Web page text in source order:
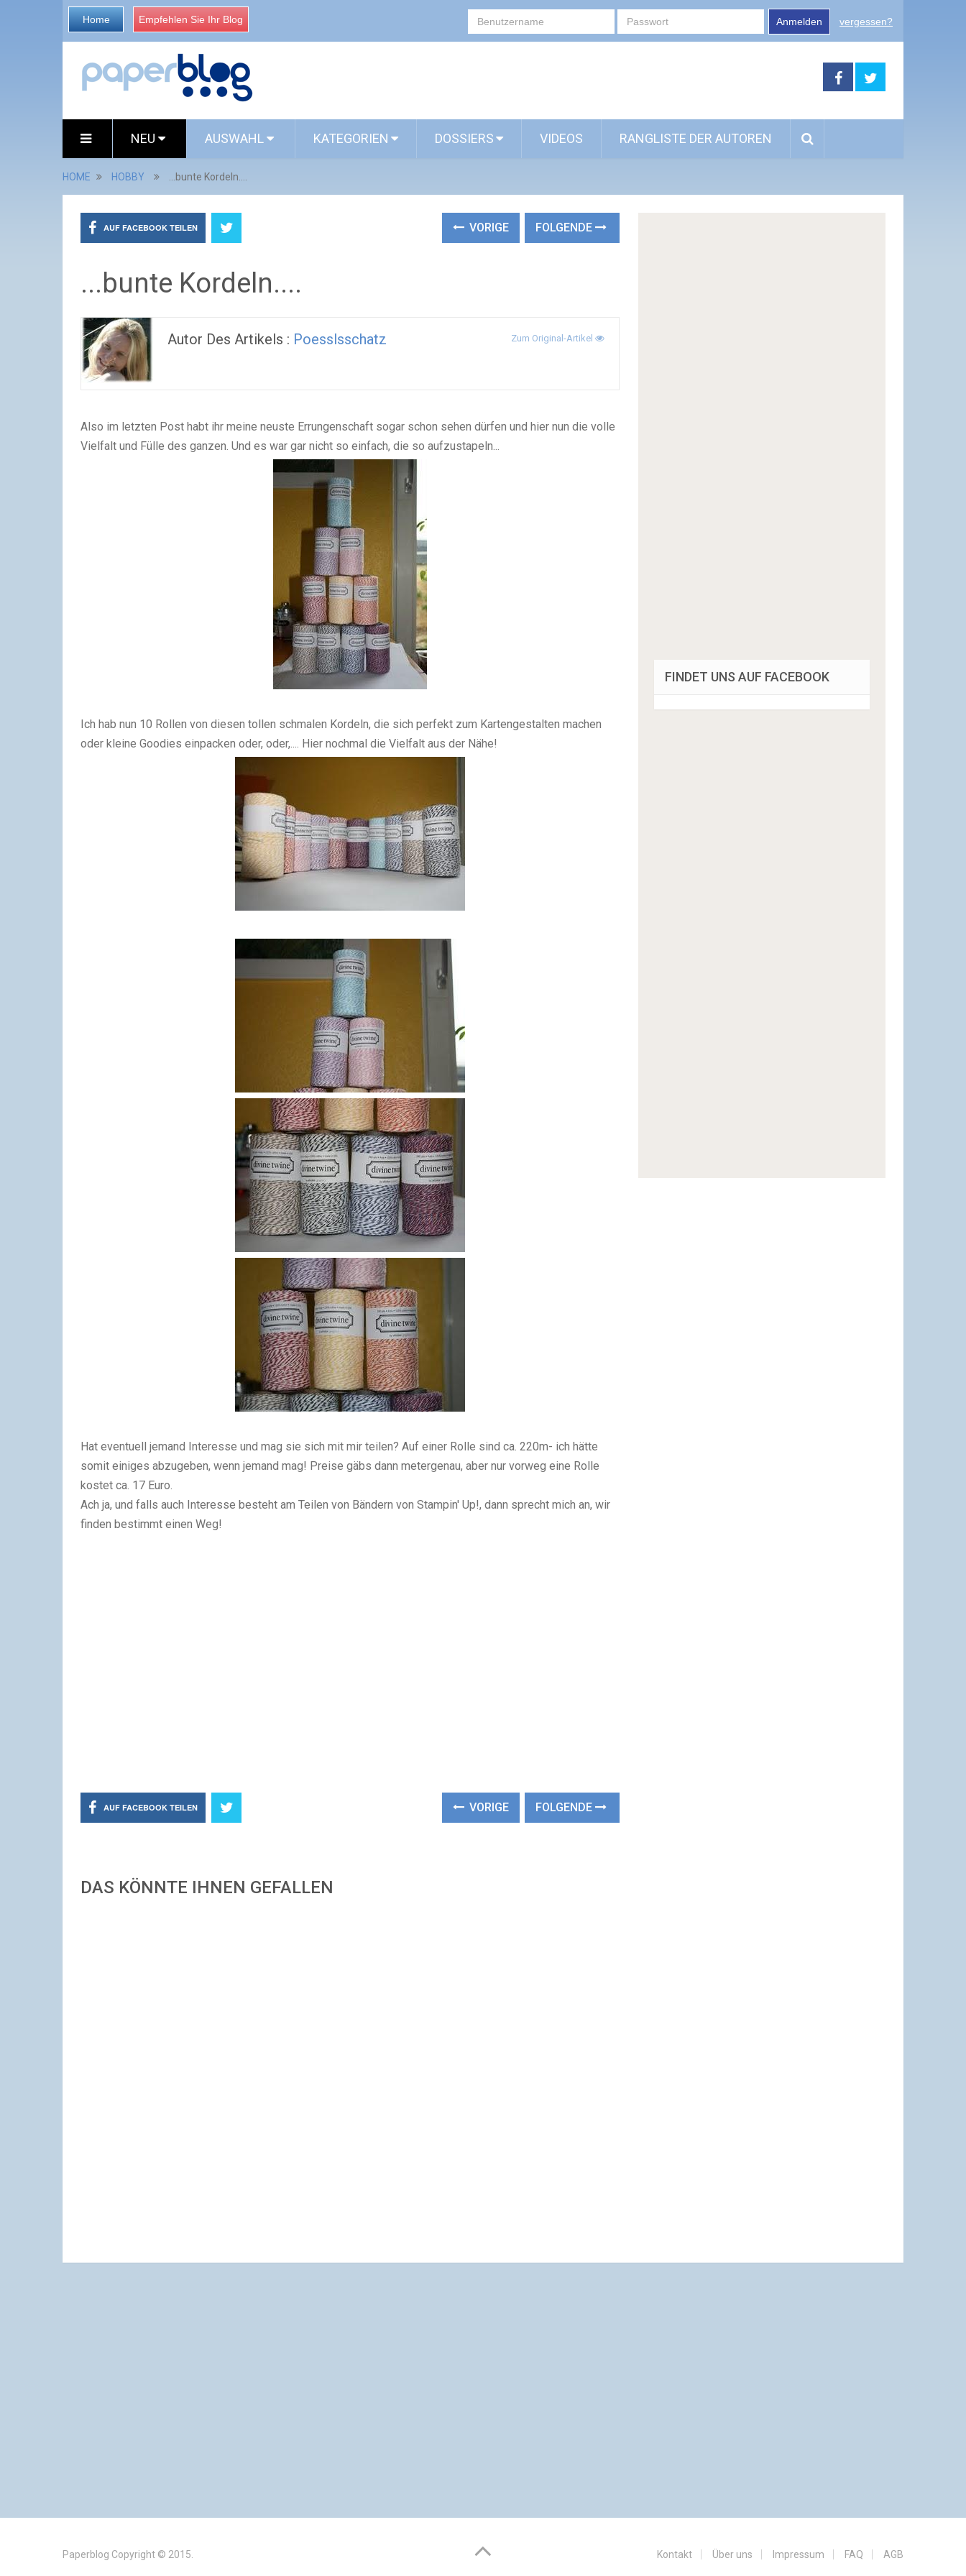
Home Empfehlen Sie Ihr Blog Anmelden vergessen?
NEU AUSWAHL KATEGORIEN DOSSIERS VIDEOS RANGLISTE DER AUTOREN
HOME HOBBY ...bunte Kordeln....
AUF FACEBOOK TEILEN VORIGE FOLGENDE
...bunte Kordeln....
Autor Des Artikels : Poesslsschatz Zum Original-Artikel
Also im letzten Post habt ihr meine neuste Errungenschaft sogar schon sehen dürfen und hier nun die volle
Vielfalt und Fülle des ganzen. Und es war gar nicht so einfach, die so aufzustapeln...
Ich hab nun 10 Rollen von diesen tollen schmalen Kordeln, die sich perfekt zum Kartengestalten machen
oder kleine Goodies einpacken oder, oder,.... Hier nochmal die Vielfalt aus der Nähe!
Hat eventuell jemand Interesse und mag sie sich mit mir teilen? Auf einer Rolle sind ca. 220m- ich hätte
somit einiges abzugeben, wenn jemand mag! Preise gäbs dann metergenau, aber nur vorweg eine Rolle
kostet ca. 17 Euro.
Ach ja, und falls auch Interesse besteht am Teilen von Bändern von Stampin' Up!, dann sprecht mich an, wir
finden bestimmt einen Weg!
AUF FACEBOOK TEILEN VORIGE FOLGENDE
DAS KÖNNTE IHNEN GEFALLEN
FINDET UNS AUF FACEBOOK
Paperblog Copyright © 2015. Kontakt Über uns Impressum FAQ AGB